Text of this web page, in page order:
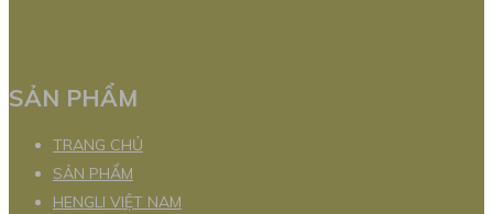
SẢN PHẨM
TRANG CHỦ
SẢN PHẨM
HENGLI VIỆT NAM